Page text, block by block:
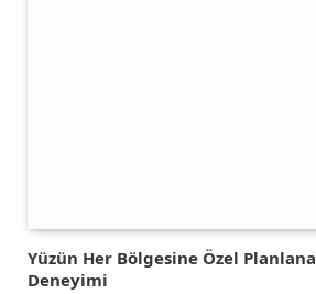
Yüzün Her Bölgesine Özel
Deneyimi